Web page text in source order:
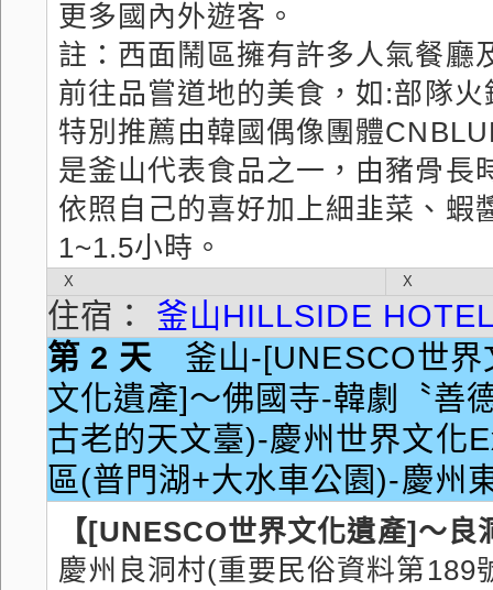
更多國內外遊客。
註：西面鬧區擁有許多人氣餐廳
前往品嘗道地的美食，如:部隊
特別推薦由韓國偶像團體
是釜山代表食品之一，由豬骨長
依照自己的喜好加上細韭菜、蝦
1~1.5小時。
X X
住宿： 釜山HILLSIDE HOTEL
第 2 天 釜山-[UNESCO世界
文化遺產]～佛國寺-韓劇〝善
古老的天文臺)-慶州世界文化
區(普門湖+大水車公園)-慶州
【[UNESCO世界文化遺產]～良
慶州良洞村(重要民俗資料第189